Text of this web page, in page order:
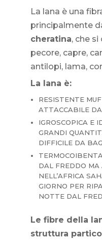
La lana è una
principalmente
cheratina, che
pecore, capre,
antilopi, lama,
La lana è:
RESISTENTE
ATTACCABILE
IGROSCOPICA E
GRANDI
DIFFICILE DA
DAL FREDDO MA
NELL’AFRICA
GIORNO PER
NOTTE DAL
Le fibre della
struttura